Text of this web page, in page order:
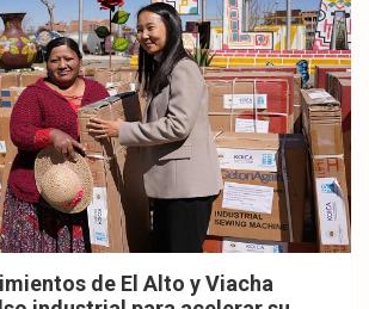
de El Alto y Viacha